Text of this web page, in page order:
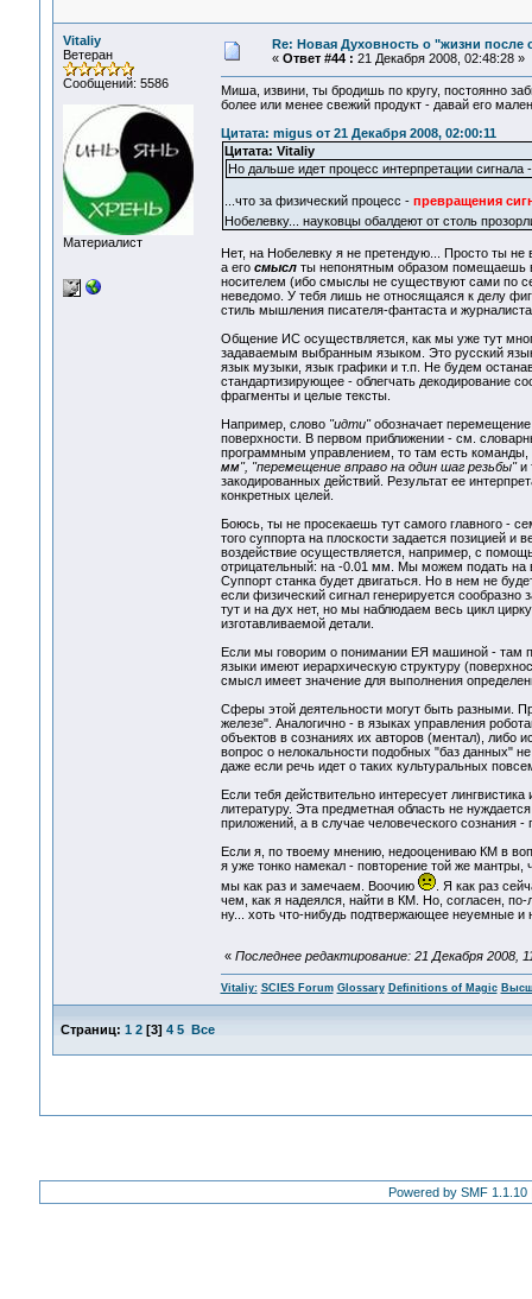
Vitaliy
Ветеран
Сообщений: 5586
Материалист
Re: Новая Духовность о "жизни после
« Ответ #44 : 21 Декабря 2008, 02:48:28 »
Миша, извини, ты бродишь по кругу, постоянно
более или менее свежий продукт - давай его
Цитата: migus от 21 Декабря 2008, 02:00:11
Цитата: Vitaliy
Но дальше идет процесс интерпретации
...что за физический процесс - превращения
Нобелевку... науковцы обалдеют от столь
Нет, на Нобелевку я не претендую... Просто ты
а его смыслты непонятным образом помещаешь в
носителем (ибо смыслы не существуют сами по
неведомо. У тебя лишь не относящаяся к делу
стиль мышления писателя-фантаста и
Общение ИС осуществляется, как мы уже тут
задаваемым выбранным языком. Это русский
язык музыки, язык графики и т.п. Не будем
стандартизирующее - облегчать декодирование
фрагменты и целые тексты.
Например, слово "идти"обозначает перемещение
поверхности. В первом приближении - см.
программным управлением, то там есть
мм", "перемещение вправо на один шаг резьбы"и
закодированных действий. Результат ее
конкретных целей.
Боюсь, ты не просекаешь тут самого главного -
того суппорта на плоскости задается позицией
воздействие осуществляется, например, с
отрицательный: на -0.01 мм. Мы можем подать на
Суппорт станка будет двигаться. Но в нем не
если физический сигнал генерируется сообразно
тут и на дух нет, но мы наблюдаем весь цикл
изготавливаемой детали.
Если мы говорим о понимании ЕЯ машиной - там
языки имеют иерархическую структуру
смысл имеет значение для выполнения
Сферы этой деятельности могут быть разными.
железе". Аналогично - в языках управления
объектов в сознаниях их авторов (ментал), либо
вопрос о нелокальности подобных "баз данных"
даже если речь идет о таких культуральных
Если тебя действительно интересует
литературу. Эта предметная область не
приложений, а в случае человеческого сознания -
Если я, по твоему мнению, недооцениваю КМ в
я уже тонко намекал - повторение той же мантры,
мы как раз и замечаем. Воочию
. Я как раз
чем, как я надеялся, найти в КМ. Но, согласен,
ну... хоть что-нибудь подтвержающее неуемные и
« Последнее редактирование: 21 Декабря 2008,
Vitaliy: SCIES Forum Glossary Definitions of Magic
Страниц: 1 2[3] 4 5 Все
Powered by SMF 1.1.10